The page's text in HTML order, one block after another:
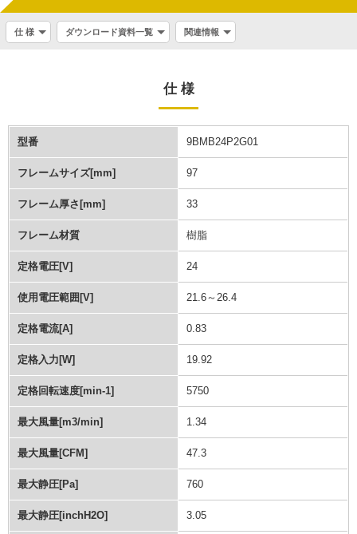
仕 様 ダウンロード資料一覧 関連情報
仕 様
型番 9BMB24P2G01
フレームサイズ[mm] 97
フレーム厚さ[mm] 33
フレーム材質 樹脂
定格電圧[V] 24
使用電圧範囲[V] 21.6～26.4
定格電流[A] 0.83
定格入力[W] 19.92
定格回転速度[min-1] 5750
最大風量[m3/min] 1.34
最大風量[CFM] 47.3
最大静圧[Pa] 760
最大静圧[inchH2O] 3.05